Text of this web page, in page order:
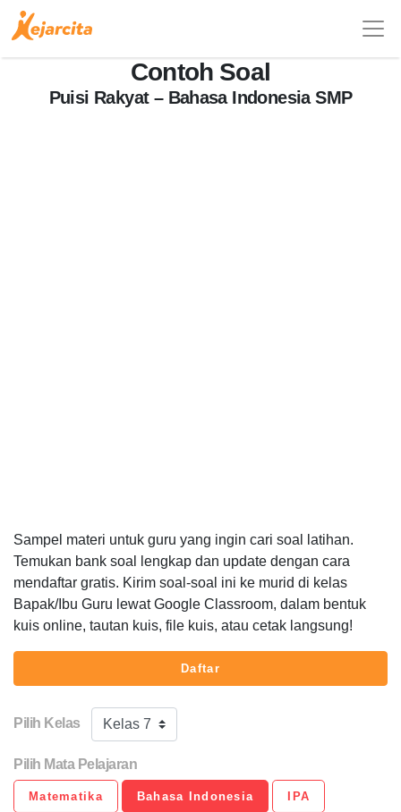
Contoh Soal
Puisi Rakyat – Bahasa Indonesia SMP
Sampel materi untuk guru yang ingin cari soal latihan.
Temukan bank soal lengkap dan update dengan cara
mendaftar gratis. Kirim soal-soal ini ke murid di kelas
Bapak/Ibu Guru lewat Google Classroom, dalam bentuk
kuis online, tautan kuis, file kuis, atau cetak langsung!
Daftar
Pilih Kelas Kelas 7
Pilih Mata Pelajaran
Matematika Bahasa Indonesia IPA